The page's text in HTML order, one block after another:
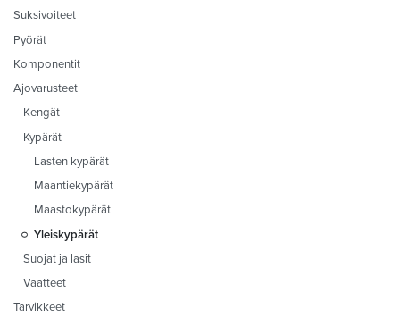
Suksivoiteet
Pyörät
Komponentit
Ajovarusteet
Kengät
Kypärät
Lasten kypärät
Maantiekypärät
Maastokypärät
Yleiskypärät
Suojat ja lasit
Vaatteet
Tarvikkeet